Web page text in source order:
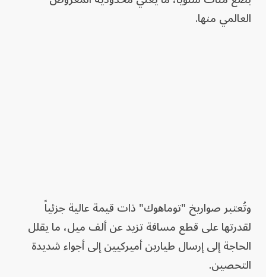
العالمي منها.
وتُعتبر صواريخ "توماهوك" ذات قيمة عالية جزئياً
لقدرتها على قطع مسافة تزيد عن ألف ميل، ما يقلل
الحاجة إلى إرسال طيارين أميركيين إلى أجواء شديدة
التحصين.